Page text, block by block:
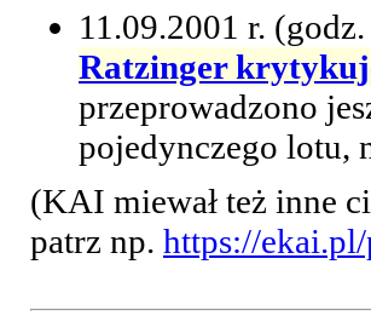
11.09.2001 r.
Ratzinger
przeprowadzono
pojedynczego lotu,
(KAI miewał też inne
patrz np. https://